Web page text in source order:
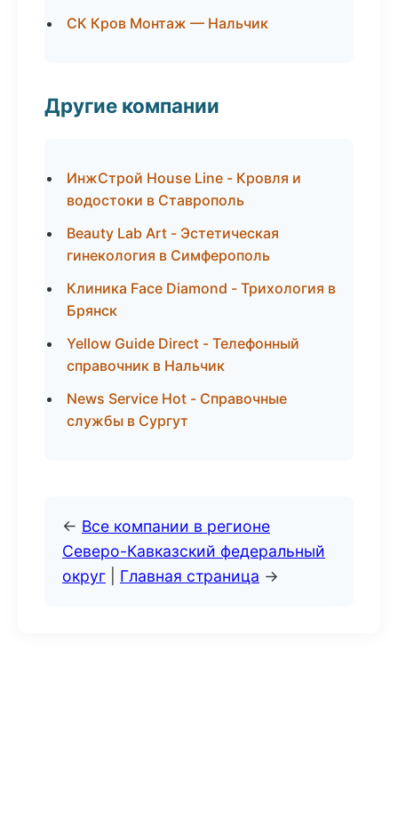
СК Кров Монтаж — Нальчик
Другие компании
ИнжСтрой House Line - Кровля и
водостоки в Ставрополь
Beauty Lab Art - Эстетическая
гинекология в Симферополь
Клиника Face Diamond - Трихология в
Брянск
Yellow Guide Direct - Телефонный
справочник в Нальчик
News Service Hot - Справочные
службы в Сургут
← Все компании в регионе
Северо-Кавказский федеральный
округ
Главная страница →